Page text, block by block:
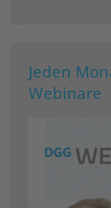
Jeden
Webinare